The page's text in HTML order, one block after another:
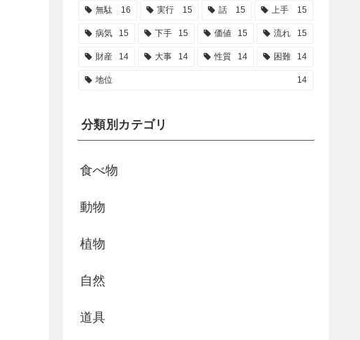
無駄 16 実行 15 話 15 上手 15
病気 15 下手 15 価値 15 流れ 15
財産 14 大事 14 性質 14 困難 14
地位 14
分類別カテゴリ
食べ物
動物
植物
自然
道具